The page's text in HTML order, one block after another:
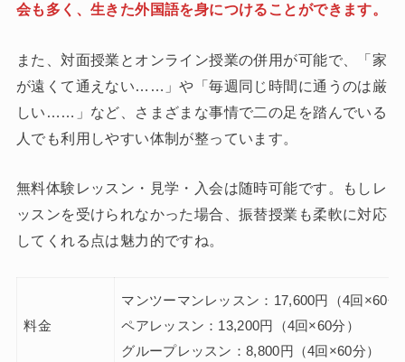
会も多く、生きた外国語を身につけることができます。
また、対面授業とオンライン授業の併用が可能で、「家
が遠くて通えない……」や「毎週同じ時間に通うのは厳
しい……」など、さまざまな事情で二の足を踏んでいる
人でも利用しやすい体制が整っています。
無料体験レッスン・見学・入会は随時可能です。もしレ
ッスンを受けられなかった場合、振替授業も柔軟に対応
してくれる点は魅力的ですね。
料金
マンツーマンレッスン：17,600円（4回×60分
ペアレッスン：13,200円（4回×60分）
グループレッスン：8,800円（4回×60分）